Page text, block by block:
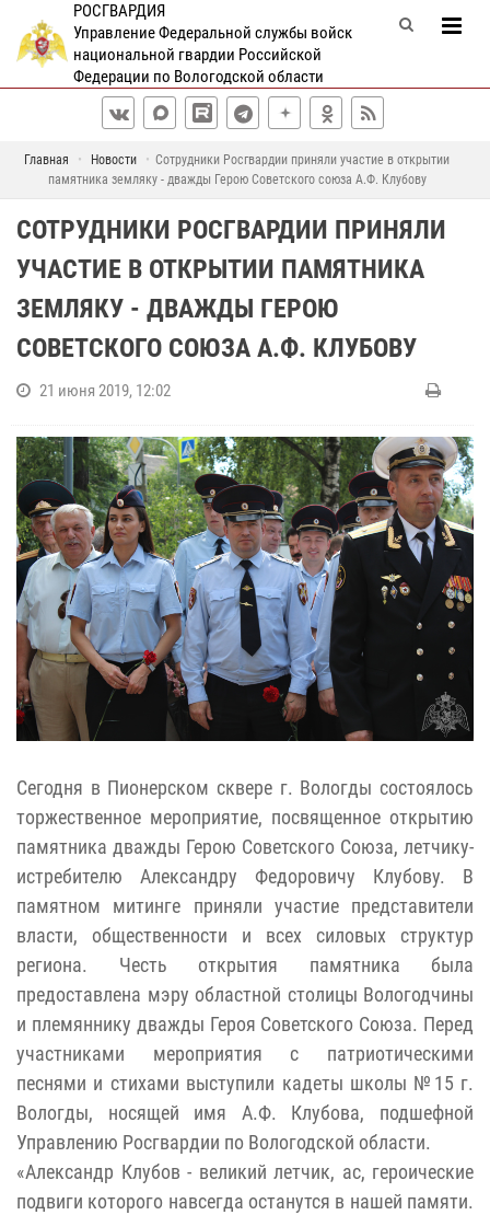
РОСГВАРДИЯ
Управление Федеральной службы войск
национальной гвардии Российской
Федерации по Вологодской области
Главная Новости
Сотрудники Росгвардии приняли участие в открытии
памятника земляку - дважды Герою Советского союза А.Ф. Клубову
СОТРУДНИКИ РОСГВАРДИИ ПРИНЯЛИ
УЧАСТИЕ В ОТКРЫТИИ ПАМЯТНИКА
ЗЕМЛЯКУ - ДВАЖДЫ ГЕРОЮ
СОВЕТСКОГО СОЮЗА А.Ф. КЛУБОВУ
21 июня 2019, 12:02
Сегодня в Пионерском сквере г. Вологды состоялось
торжественное мероприятие, посвященное открытию
памятника дважды Герою Советского Союза, летчику-
истребителю Александру Федоровичу Клубову. В
памятном митинге приняли участие представители
власти, общественности и всех силовых структур
региона. Честь открытия памятника была
предоставлена мэру областной столицы Вологодчины
и племяннику дважды Героя Советского Союза. Перед
участниками мероприятия с патриотическими
песнями и стихами выступили кадеты школы №15 г.
Вологды, носящей имя А.Ф. Клубова, подшефной
Управлению Росгвардии по Вологодской области.
«Александр Клубов - великий летчик, ас, героические
подвиги которого навсегда останутся в нашей памяти.